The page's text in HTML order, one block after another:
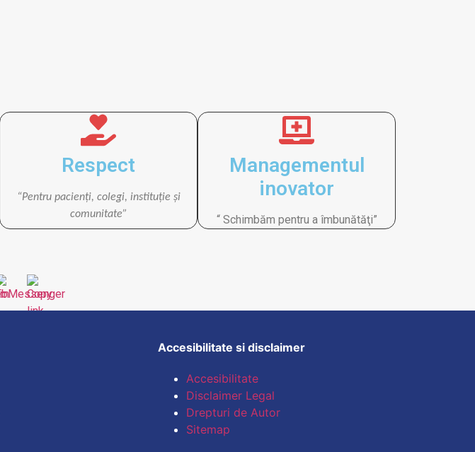
Respect
“Pentru pacienţi, colegi, instituţie şi
comunitate”
Managementul
inovator
“ Schimbăm pentru a îmbunătăţi”
Accesibilitate si disclaimer
Accesibilitate
Disclaimer Legal
Drepturi de Autor
Sitemap